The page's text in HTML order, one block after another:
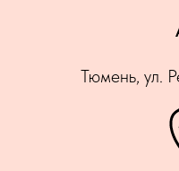
Тюмень, ул.